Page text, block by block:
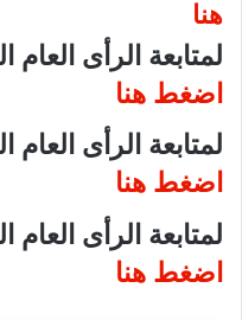
هنا
لمتابعة الرأى
اضغط هنا
لمتابعة الرأى
اضغط هنا
لمتابعة الرأى
اضغط هنا